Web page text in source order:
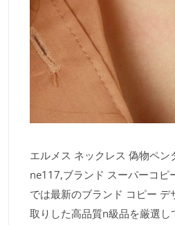
エルメス ネックレス 偽物ペン
ne117,ブランド スーパーコピ
では最新のブランド コピー
取りした高品質n級品を厳選し